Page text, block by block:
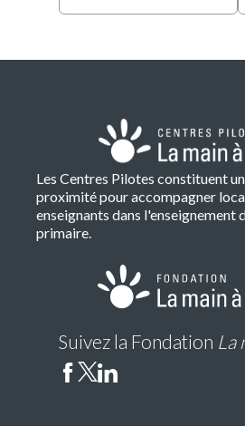
Les Centres Pilotes constituent
proximité pour accompagner
enseignants dans l'enseignement
primaire.
Suivez la Fondation La